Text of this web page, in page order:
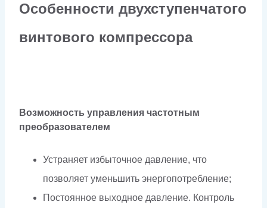
Особенности двухступенчатого
винтового компрессора
Возможность управления частотным
преобразователем
Устраняет избыточное давление, что
позволяет уменьшить энергопотребление;
Постоянное выходное давление. Контроль